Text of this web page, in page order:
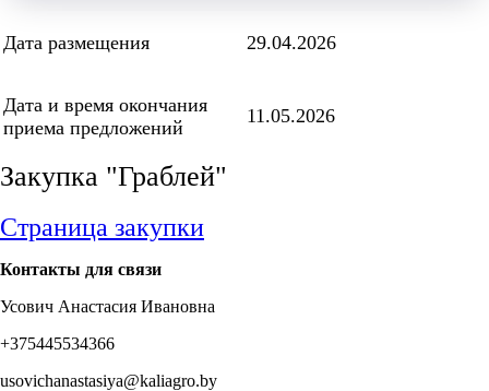
Дата размещения 29.04.2026
Дата и время окончания
приема предложений
11.05.2026
Закупка "Граблей"
Страница закупки
Контакты для связи
Усович Анастасия Ивановна
+375445534366
usovichanastasiya@kaliagro.by